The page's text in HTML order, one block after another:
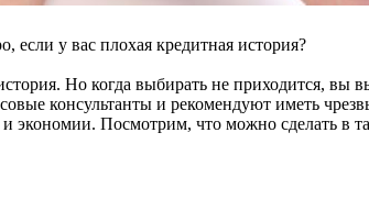
если у вас плохая кредитная история?
Но когда выбирать не приходится,
консультанты и рекомендуют иметь
экономии. Посмотрим, что можно сделать в